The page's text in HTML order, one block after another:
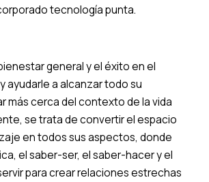
tecnología punta.
general y el éxito en el
ayudarle a alcanzar todo su
más cerca del contexto de la vida
se trata de convertir el espacio
en todos sus aspectos, donde
el saber-ser, el saber-hacer y el
para crear relaciones estrechas